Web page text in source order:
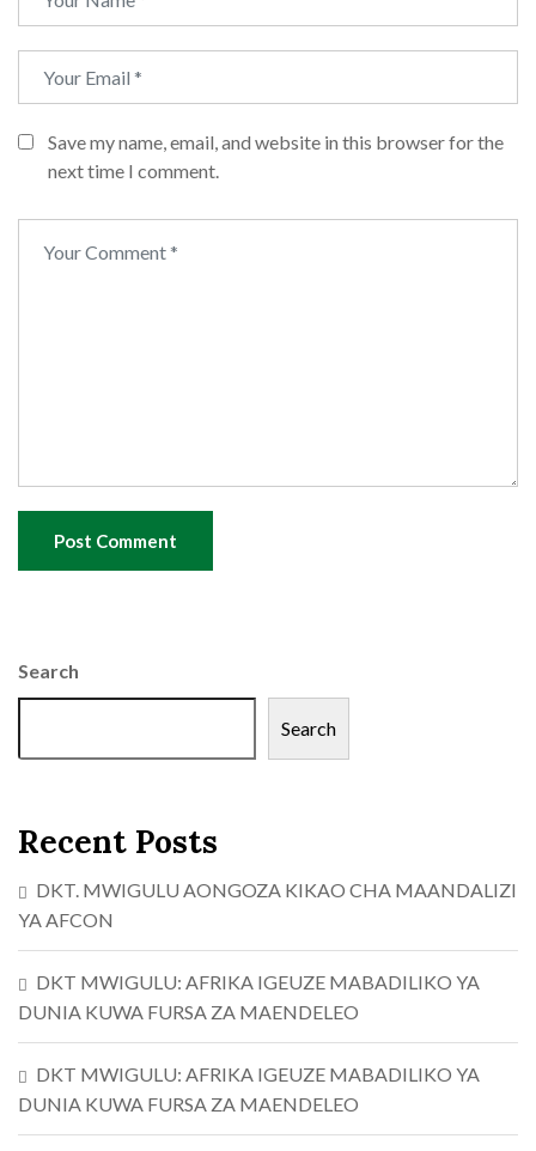
Save my name, email, and website in this browser for the
next time I comment.
Post Comment
Search
Search
Recent Posts
DKT. MWIGULU AONGOZA KIKAO CHA MAANDALIZI
YA AFCON
DKT MWIGULU: AFRIKA IGEUZE MABADILIKO YA
DUNIA KUWA FURSA ZA MAENDELEO
DKT MWIGULU: AFRIKA IGEUZE MABADILIKO YA
DUNIA KUWA FURSA ZA MAENDELEO